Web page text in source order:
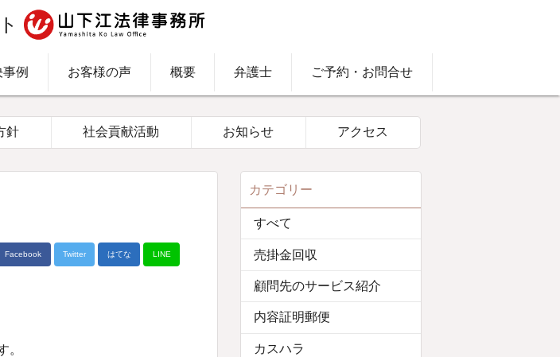
例 お客様の声 概要 弁護士 ご予約・お問合せ
Facebook Twitter はてな LINE
。
針 社会貢献活動 お知らせ アクセス
カテゴリー
すべて
売掛金回収
顧問先のサービス紹介
内容証明郵便
カスハラ